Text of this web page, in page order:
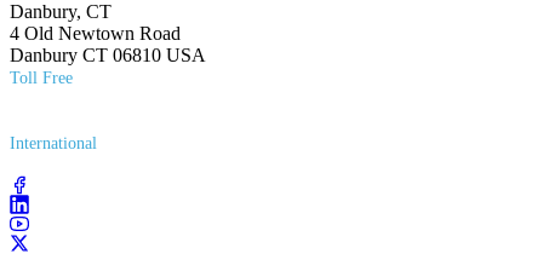
Danbury, CT
4 Old Newtown Road
Danbury CT 06810 USA
Toll Free
International